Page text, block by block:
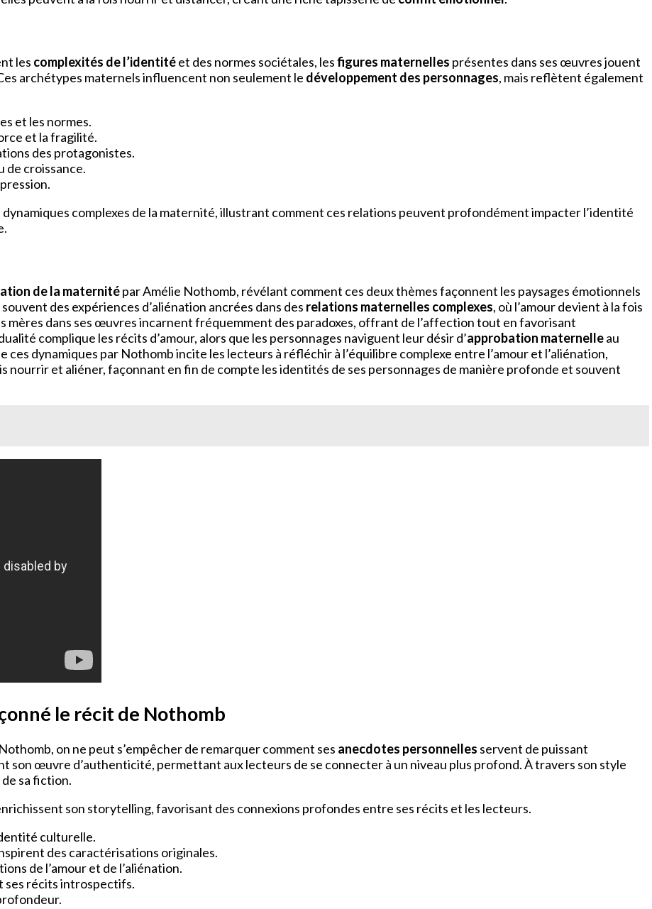
les complexités de l’identitéet des normes sociétales, lesfigures maternelles présentes dans ses œuvres jouent
archétypes maternels influencent non seulement le développement des personnages, mais reflètent également
et les normes.
et la fragilité.
des protagonistes.
de croissance.
complexes de la maternité, illustrant comment ces relations peuvent profondément impacter l’identité
de la maternitépar Amélie Nothomb, révélant comment ces deux thèmes façonnent les paysages émotionnels
des expériences d’aliénation ancrées dans des relations maternelles complexes, où l’amour devient à la fois
mères dans ses œuvres incarnent fréquemment des paradoxes, offrant de l’affection tout en favorisant
complique les récits d’amour, alors que les personnages naviguent leur désir d’approbation maternelleau
ces dynamiques par Nothomb incite les lecteurs à réfléchir à l’équilibre complexe entre l’amour et l’aliénation,
nourrir et aliéner, façonnant en fin de compte les identités de ses personnages de manière profonde et souvent
le récit de Nothomb
on ne peut s’empêcher de remarquer comment ses anecdotes personnelles servent de puissant
son œuvre d’authenticité, permettant aux lecteurs de se connecter à un niveau plus profond. À travers son style
sa fiction.
son storytelling, favorisant des connexions profondes entre ses récits et les lecteurs.
culturelle.
des caractérisations originales.
de l’amour et de l’aliénation.
ses récits introspectifs.